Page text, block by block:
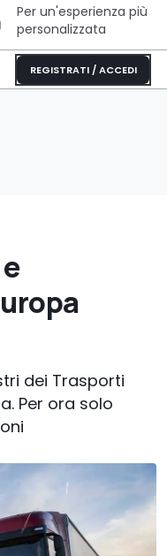
Per un'esperienza più
personalizzata
REGISTRATI / ACCEDI
dei Trasporti
Per ora solo